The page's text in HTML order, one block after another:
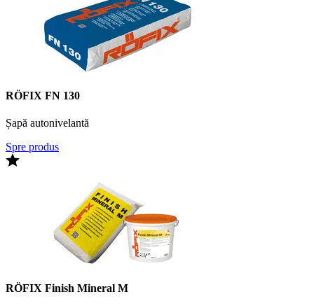
RÖFIX FN 130
Șapă autonivelantă
Spre produs
RÖFIX Finish Mineral M